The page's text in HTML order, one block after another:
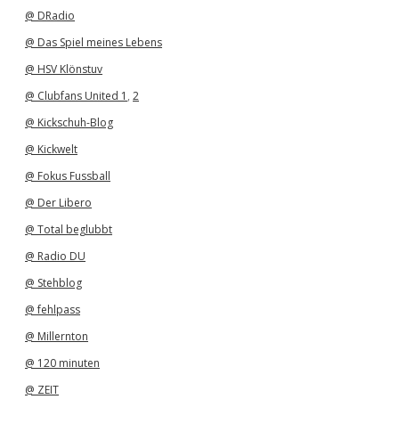
@ DRadio
@ Das Spiel meines Lebens
@ HSV Klönstuv
@ Clubfans United 1 , 2
@ Kickschuh-Blog
@ Kickwelt
@ Fokus Fussball
@ Der Libero
@ Total beglubbt
@ Radio DU
@ Stehblog
@ fehlpass
@ Millernton
@ 120 minuten
@ ZEIT